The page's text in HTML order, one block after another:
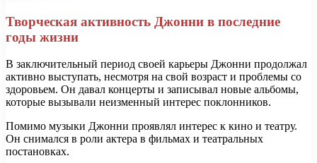
Творческая активность Джонни в последние
годы жизни
В заключительный период своей карьеры Джонни продолжал
активно выступать, несмотря на свой возраст и проблемы со
здоровьем. Он давал концерты и записывал новые альбомы,
которые вызывали неизменный интерес поклонников.
Помимо музыки Джонни проявлял интерес к кино и театру.
Он снимался в роли актера в фильмах и театральных
постановках.